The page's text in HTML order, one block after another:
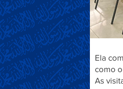
Ela
como
As